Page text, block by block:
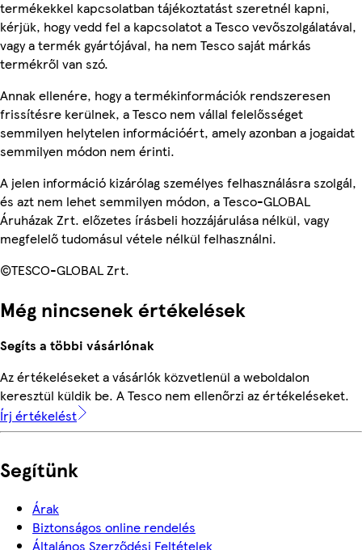
termékekkel kapcsolatban tájékoztatást szeretnél kapni,
kérjük, hogy vedd fel a kapcsolatot a Tesco vevőszolgálatával,
vagy a termék gyártójával, ha nem Tesco saját márkás
termékről van szó.
Annak ellenére, hogy a termékinformációk rendszeresen
frissítésre kerülnek, a Tesco nem vállal felelősséget
semmilyen helytelen információért, amely azonban a jogaidat
semmilyen módon nem érinti.
A jelen információ kizárólag személyes felhasználásra szolgál,
és azt nem lehet semmilyen módon, a Tesco-GLOBAL
Áruházak Zrt. előzetes írásbeli hozzájárulása nélkül, vagy
megfelelő tudomásul vétele nélkül felhasználni.
©TESCO-GLOBAL Zrt.
Még nincsenek értékelések
Segíts a többi vásárlónak
Az értékeléseket a vásárlók közvetlenül a weboldalon
keresztül küldik be. A Tesco nem ellenőrzi az értékeléseket.
Írj értékelést
Segítünk
Árak
Biztonságos online rendelés
Általános Szerződési Feltételek